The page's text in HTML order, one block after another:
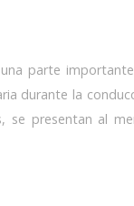
parte
durante la
presentan al